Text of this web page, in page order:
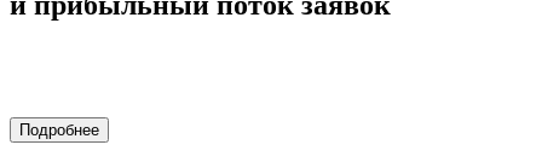
Подробнее